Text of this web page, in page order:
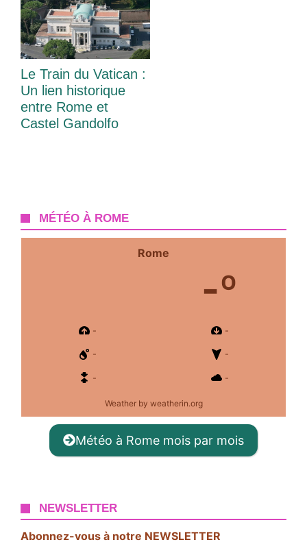
Le Train du Vatican :
Un lien historique
entre Rome et
Castel Gandolfo
MÉTÉO À ROME
Rome
-º
- -
- -
- -
Weatherby weatherin.org
Météo à Rome mois par mois
NEWSLETTER
Abonnez-vous à notre NEWSLETTER